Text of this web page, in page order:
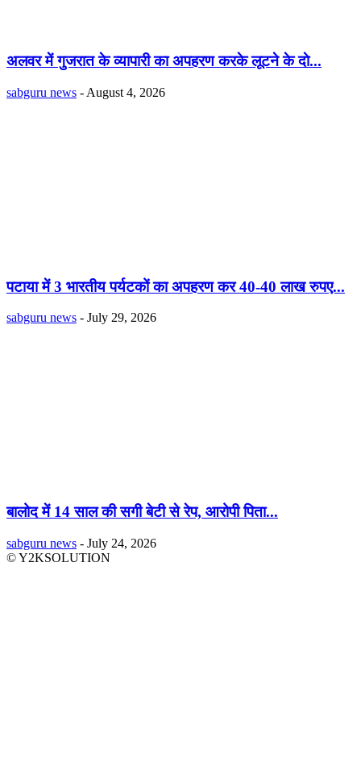
अलवर में गुजरात के व्यापारी का अपहरण करके लूटने के दाे...
sabguru news - August 4, 2026
पटाया में 3 भारतीय पर्यटकों का अपहरण कर 40-40 लाख रुपए...
sabguru news - July 29, 2026
बालोद में 14 साल की सगी बेटी से रेप, आरोपी पिता...
sabguru news - July 24, 2026
© Y2KSOLUTION